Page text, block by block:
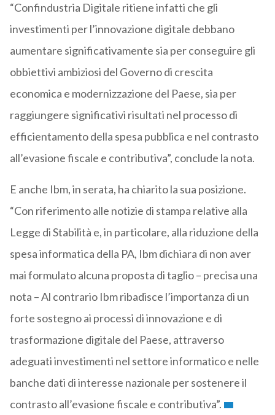
“Confindustria Digitale ritiene infatti che gli
investimenti per l’innovazione digitale debbano
aumentare significativamente sia per conseguire gli
obbiettivi ambiziosi del Governo di crescita
economica e modernizzazione del Paese, sia per
raggiungere significativi risultati nel processo di
efficientamento della spesa pubblica e nel contrasto
all’evasione fiscale e contributiva”, conclude la nota.
E anche Ibm, in serata, ha chiarito la sua posizione.
“Con riferimento alle notizie di stampa relative alla
Legge di Stabilità e, in particolare, alla riduzione della
spesa informatica della PA, Ibm dichiara di non aver
mai formulato alcuna proposta di taglio – precisa una
nota – Al contrario Ibm ribadisce l’importanza di un
forte sostegno ai processi di innovazione e di
trasformazione digitale del Paese, attraverso
adeguati investimenti nel settore informatico e nelle
banche dati di interesse nazionale per sostenere il
contrasto all’evasione fiscale e contributiva”.